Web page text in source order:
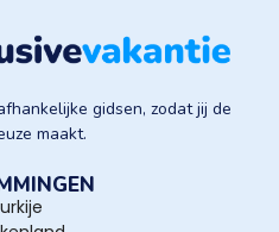
gidsen, zodat jij de
maakt.